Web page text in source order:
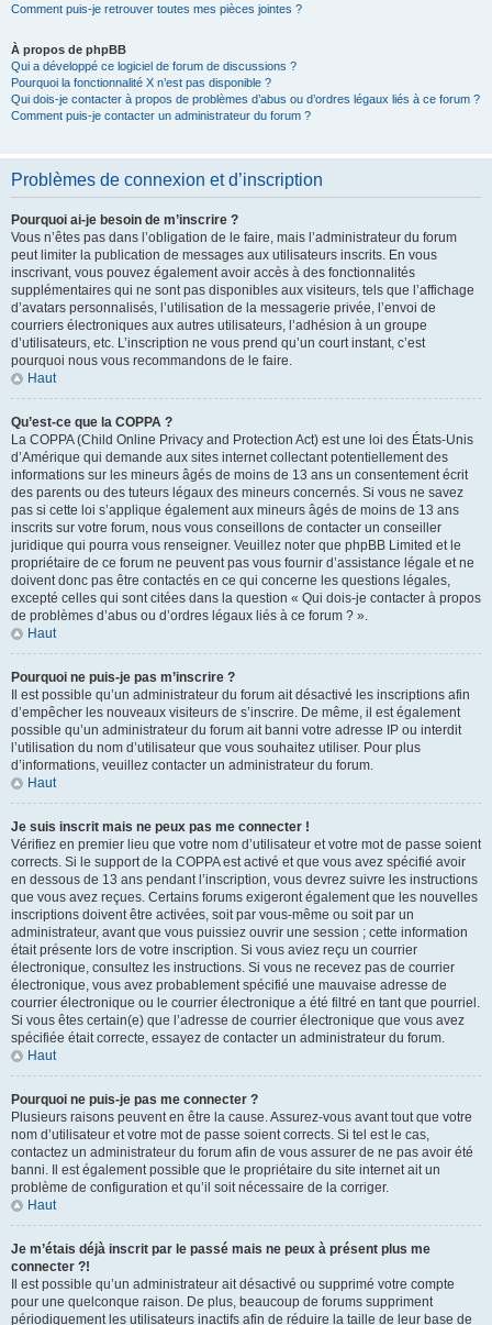
Comment puis-je retrouver toutes mes pièces jointes ?
À propos de phpBB
Qui a développé ce logiciel de forum de discussions ?
Pourquoi la fonctionnalité X n’est pas disponible ?
Qui dois-je contacter à propos de problèmes d’abus ou d’ordres légaux liés à ce forum ?
Comment puis-je contacter un administrateur du forum ?
Problèmes de connexion et d’inscription
Pourquoi ai-je besoin de m’inscrire ?
Vous n’êtes pas dans l’obligation de le faire, mais l’administrateur du forum
peut limiter la publication de messages aux utilisateurs inscrits. En vous
inscrivant, vous pouvez également avoir accès à des fonctionnalités
supplémentaires qui ne sont pas disponibles aux visiteurs, tels que l’affichage
d’avatars personnalisés, l’utilisation de la messagerie privée, l’envoi de
courriers électroniques aux autres utilisateurs, l’adhésion à un groupe
d’utilisateurs, etc. L’inscription ne vous prend qu’un court instant, c’est
pourquoi nous vous recommandons de le faire.
Haut
Qu’est-ce que la COPPA ?
La COPPA (Child Online Privacy and Protection Act) est une loi des États-Unis
d’Amérique qui demande aux sites internet collectant potentiellement des
informations sur les mineurs âgés de moins de 13 ans un consentement écrit
des parents ou des tuteurs légaux des mineurs concernés. Si vous ne savez
pas si cette loi s’applique également aux mineurs âgés de moins de 13 ans
inscrits sur votre forum, nous vous conseillons de contacter un conseiller
juridique qui pourra vous renseigner. Veuillez noter que phpBB Limited et le
propriétaire de ce forum ne peuvent pas vous fournir d’assistance légale et ne
doivent donc pas être contactés en ce qui concerne les questions légales,
excepté celles qui sont citées dans la question « Qui dois-je contacter à propos
de problèmes d’abus ou d’ordres légaux liés à ce forum ? ».
Haut
Pourquoi ne puis-je pas m’inscrire ?
Il est possible qu’un administrateur du forum ait désactivé les inscriptions afin
d’empêcher les nouveaux visiteurs de s’inscrire. De même, il est également
possible qu’un administrateur du forum ait banni votre adresse IP ou interdit
l’utilisation du nom d’utilisateur que vous souhaitez utiliser. Pour plus
d’informations, veuillez contacter un administrateur du forum.
Haut
Je suis inscrit mais ne peux pas me connecter !
Vérifiez en premier lieu que votre nom d’utilisateur et votre mot de passe soient
corrects. Si le support de la COPPA est activé et que vous avez spécifié avoir
en dessous de 13 ans pendant l’inscription, vous devrez suivre les instructions
que vous avez reçues. Certains forums exigeront également que les nouvelles
inscriptions doivent être activées, soit par vous-même ou soit par un
administrateur, avant que vous puissiez ouvrir une session ; cette information
était présente lors de votre inscription. Si vous aviez reçu un courrier
électronique, consultez les instructions. Si vous ne recevez pas de courrier
électronique, vous avez probablement spécifié une mauvaise adresse de
courrier électronique ou le courrier électronique a été filtré en tant que pourriel.
Si vous êtes certain(e) que l’adresse de courrier électronique que vous avez
spécifiée était correcte, essayez de contacter un administrateur du forum.
Haut
Pourquoi ne puis-je pas me connecter ?
Plusieurs raisons peuvent en être la cause. Assurez-vous avant tout que votre
nom d’utilisateur et votre mot de passe soient corrects. Si tel est le cas,
contactez un administrateur du forum afin de vous assurer de ne pas avoir été
banni. Il est également possible que le propriétaire du site internet ait un
problème de configuration et qu’il soit nécessaire de la corriger.
Haut
Je m’étais déjà inscrit par le passé mais ne peux à présent plus me
connecter ?!
Il est possible qu’un administrateur ait désactivé ou supprimé votre compte
pour une quelconque raison. De plus, beaucoup de forums suppriment
périodiquement les utilisateurs inactifs afin de réduire la taille de leur base de